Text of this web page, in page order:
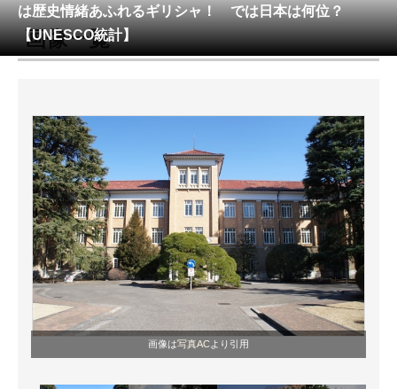
メディア
注目記事を集めた総合ページ
スマホと通信の最新トレンド
進化するPCとデバイスの未来
好きが集まる 比べて選べる
ビジネスと働き方のヒント
AI活用のいまが分かる
企業ITのトレンドを詳説
は歴史情緒あふれるギリシャ！ では日本は何位？
【UNESCO統計】
画像一覧
画像は写真ACより引用